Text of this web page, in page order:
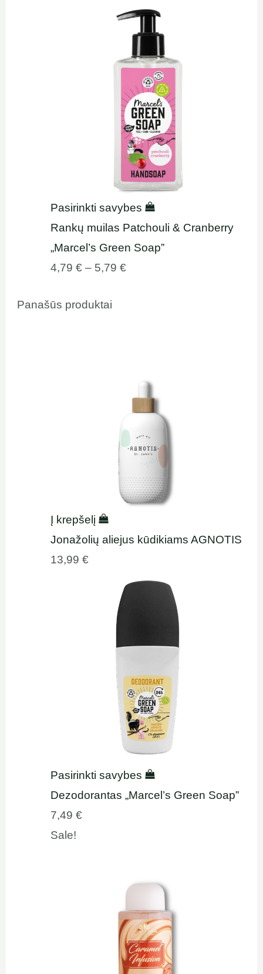
Pasirinkti savybes
Rankų muilas Patchouli & Cranberry
„Marcel’s Green Soap”
4,79€ – 5,79€
Panašūs produktai
Į krepšelį
Jonažolių aliejus kūdikiams AGNOTIS
13,99€
Pasirinkti savybes
Dezodorantas „Marcel’s Green Soap”
7,49€
Sale!